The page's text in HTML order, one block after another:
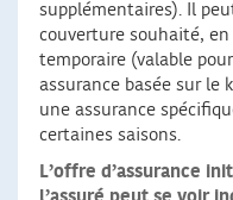
supplémentaires). Il
couverture souhaité,
temporaire (valable
assurance basée sur le
une assurance
certaines saisons.
L’offre d’assurance